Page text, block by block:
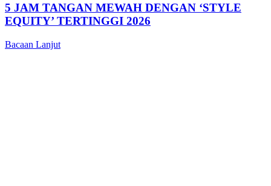
5 JAM TANGAN MEWAH DENGAN ‘STYLE
EQUITY’ TERTINGGI 2026
Bacaan Lanjut